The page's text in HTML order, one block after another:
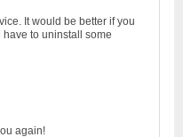
It would be better if you
to uninstall some
again!